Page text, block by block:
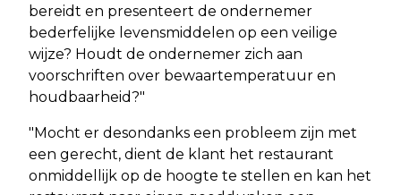
bereidt en presenteert de ondernemer
bederfelijke levensmiddelen op een veilige
wijze? Houdt de ondernemer zich aan
voorschriften over bewaartemperatuur en
houdbaarheid?"
"Mocht er desondanks een probleem zijn met
een gerecht, dient de klant het restaurant
onmiddellijk op de hoogte te stellen en kan het